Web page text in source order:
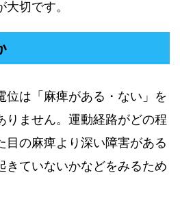
切です。
位は「麻痺がある・ない」を
りません。運動経路がどの程
目の麻痺より深い障害がある
きていないかなどをみるため